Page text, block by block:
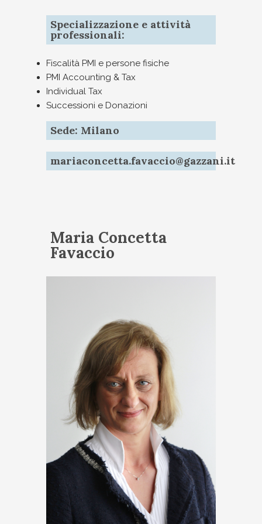
Specializzazione e attività
professionali:
Fiscalità PMI e persone fisiche
PMI Accounting & Tax
Individual Tax
Successioni e Donazioni
Sede: Milano
mariaconcetta.favaccio@gazzani.it
Maria Concetta
Favaccio